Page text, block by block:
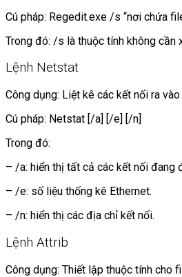
Cú pháp: Regedit.exe /s “nơi chứa
Trong đó: /s là thuộc tính không cần
Lệnh Netstat
Công dụng: Liệt kê các kết nối ra
Cú pháp: Netstat [/a] [/e] [/n]
Trong đó:
– /a: hiển thị tất cả các kết nối đang
– /e: số liệu thống kê Ethernet.
– /n: hiển thị các địa chỉ kết nối.
Lệnh Attrib
Công dụng: Thiết lập thuộc tính cho